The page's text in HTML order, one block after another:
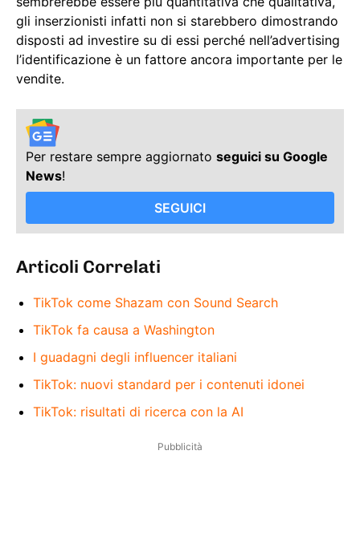
gli inserzionisti infatti non si starebbero dimostrando
disposti ad investire su di essi perché nell’advertising
l’identificazione è un fattore ancora importante per le
vendite.
Per restare sempre aggiornato seguici su Google
News!
SEGUICI
Articoli Correlati
TikTok come Shazam con Sound Search
TikTok fa causa a Washington
I guadagni degli influencer italiani
TikTok: nuovi standard per i contenuti idonei
TikTok: risultati di ricerca con la AI
Pubblicità